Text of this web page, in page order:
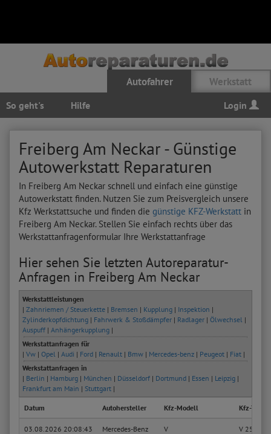
Autofahrer Werkstatt
So geht's Hilfe Login
Freiberg Am Neckar - Günstige
Autowerkstatt Reparaturen
In Freiberg Am Neckar schnell und einfach eine günstige
Autowerkstatt finden. Nutzen Sie zum Preisvergleich unsere
Kfz Werkstattsuche und finden die günstige KFZ-Werkstatt in
Freiberg Am Neckar. Stellen Sie einfach rechts über das
Werkstattanfragenformular Ihre Werkstattanfrage
Hier sehen Sie letzten Autoreparatur-
Anfragen in Freiberg Am Neckar
Werkstattleistungen
| Zahnriemen / Steuerkette | Bremsen | Kupplung | Inspektion |
Zylinderkopfdichtung | Fahrwerk & Stoßdämpfer | Radlager | Ölwechsel |
Auspuff | Anhängerkupplung |
Werkstattanfragen für
| Vw | Opel | Audi | Ford | Renault | Bmw | Mercedes-benz | Peugeot | Fiat |
Werkstattanfragen in
| Berlin | Hamburg | München | Düsseldorf | Dortmund | Essen | Leipzig |
Frankfurt am Main | Stuttgart |
Datum Autohersteller Kfz-Modell Kfz-Typ
03.08.2026 20:08:43 Mercedes-Benz V V 250